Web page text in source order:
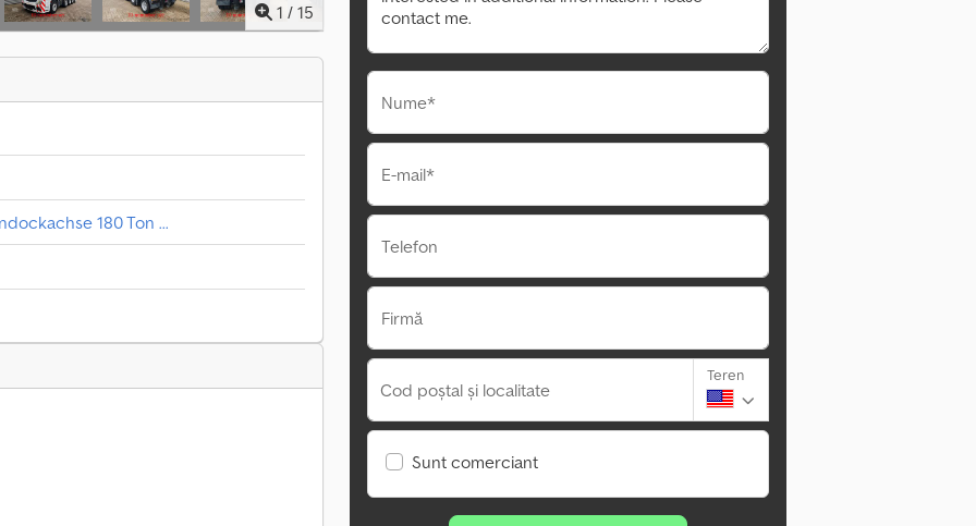
1 / 15
180 Ton ...
Nume*
E-mail*
Telefon
Firmă
Cod poștal și localitate
Teren
Sunt comerciant